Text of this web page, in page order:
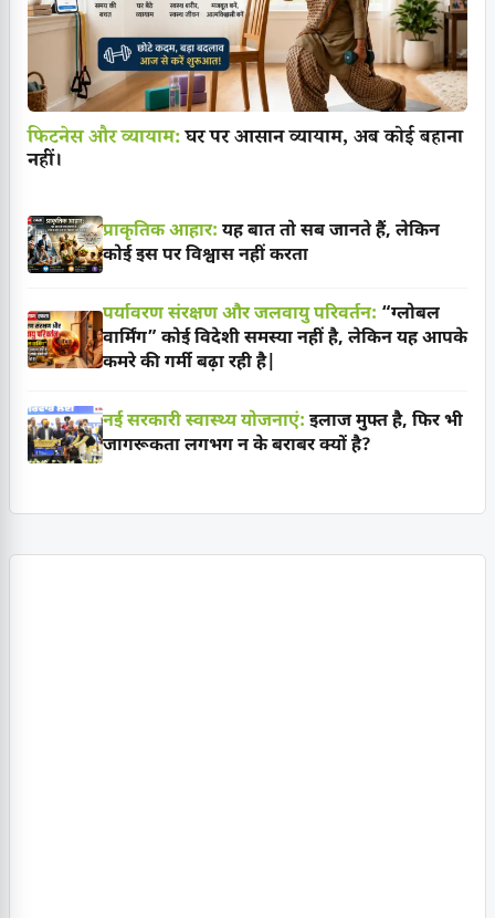
फिटनेस और व्यायाम:घर पर आसान व्यायाम, अब कोई बहाना
नहीं।
प्राकृतिक आहार: यह बात तो सब जानते हैं, लेकिन
कोई इस पर विश्वास नहीं करता
पर्यावरण संरक्षण और जलवायु परिवर्तन: “ग्लोबल
वार्मिंग” कोई विदेशी समस्या नहीं है, लेकिन यह आपके
कमरे की गर्मी बढ़ा रही है|
नई सरकारी स्वास्थ्य योजनाएं: इलाज मुफ्त है, फिर भी
जागरूकता लगभग न के बराबर क्यों है?